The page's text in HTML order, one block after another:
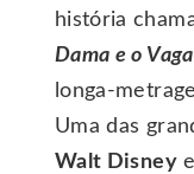
história
Dama e o
longa-
Uma das
Walt Disneye